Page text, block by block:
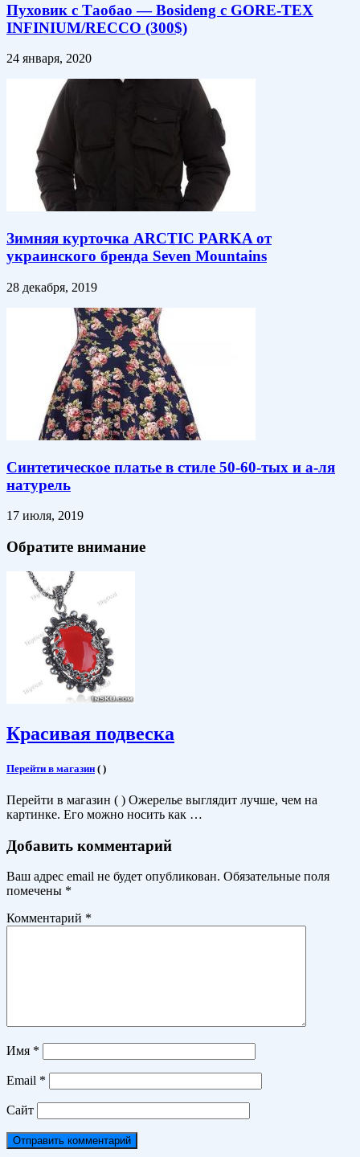
Пуховик с Таобао — Bosideng с GORE-TEX
INFINIUM/RECCO (300$)
24 января, 2020
Зимняя курточка ARCTIC PARKA от
украинского бренда Seven Mountains
28 декабря, 2019
Синтетическое платье в стиле 50-60-тых и а-ля
натурель
17 июля, 2019
Обратите внимание
Красивая подвеска
Перейти в магазин ( )
Перейти в магазин ( ) Ожерелье выглядит лучше, чем на
картинке. Его можно носить как …
Добавить комментарий
Ваш адрес email не будет опубликован. Обязательные поля
помечены *
Комментарий *
Имя *
Email *
Сайт